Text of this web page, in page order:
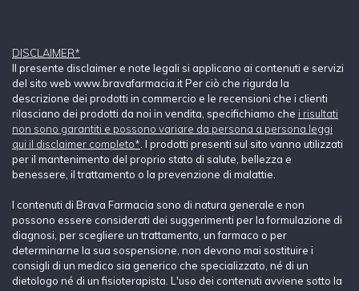
DISCLAIMER*
Il presente disclaimer e note legali si applicano ai contenuti e servizi
del sito web www.bravafarmacia.it Per ciò che rigurda la
descrizione dei prodotti in commercio e le recensioni che i clienti
rilasciano dei prodotti da noi in vendita, specifichiamo che i risultati
non sono garantiti e possono variare da persona a persona leggi
qui il disclaimer completo* . I prodotti presenti sul sito vanno utilizzati
per il mantenimento del proprio stato di salute, bellezza e
benessere, il trattamento o la prevenzione di malattie.
I contenuti di Brava Farmacia sono di natura generale e non
possono essere considerati dei suggerimenti per la formulazione di
diagnosi, per scegliere un trattamento, un farmaco o per
determinarne la sua sospensione, non devono mai sostituire i
consigli di un medico sia generico che specializzato, né di un
dietologo né di un fisioterapista. L'uso dei contenuti avviene sotto la